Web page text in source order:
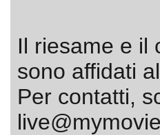
Il riesame e il
sono affidati
Per contatti,